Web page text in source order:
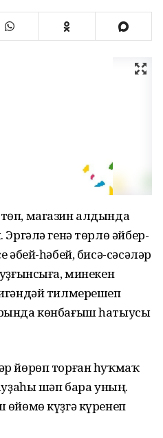
магазин алдында
генә төрлө әйбер-
әбей-һәбей, бисә-сәсәләр
минекен
тилмерешеп
көнбағыш һатыусы
йөрөп торған һуҡмаҡ
шәп бара уның.
өйөмө күҙгә күренеп